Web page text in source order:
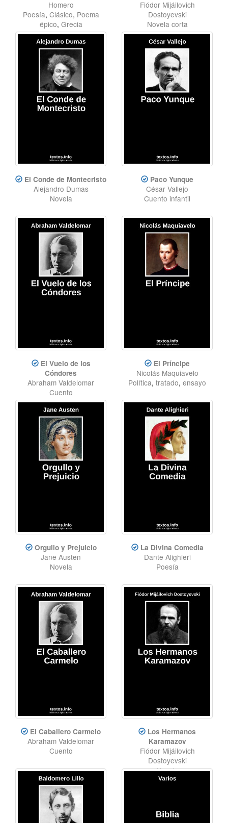
Homero
Poesía, Clásico, Poema
épico, Grecia
Fiódor Mijáilovich
Dostoyevski
Novela corta
El Conde de Montecristo
Alejandro Dumas
Novela
Paco Yunque
César Vallejo
Cuento infantil
El Vuelo de los
Cóndores
Abraham Valdelomar
Cuento
El Príncipe
Nicolás Maquiavelo
Política, tratado, ensayo
Orgullo y Prejuicio
Jane Austen
Novela
La Divina Comedia
Dante Alighieri
Poesía
El Caballero Carmelo
Abraham Valdelomar
Cuento
Los Hermanos
Karamazov
Fiódor Mijáilovich
Dostoyevski
Novela